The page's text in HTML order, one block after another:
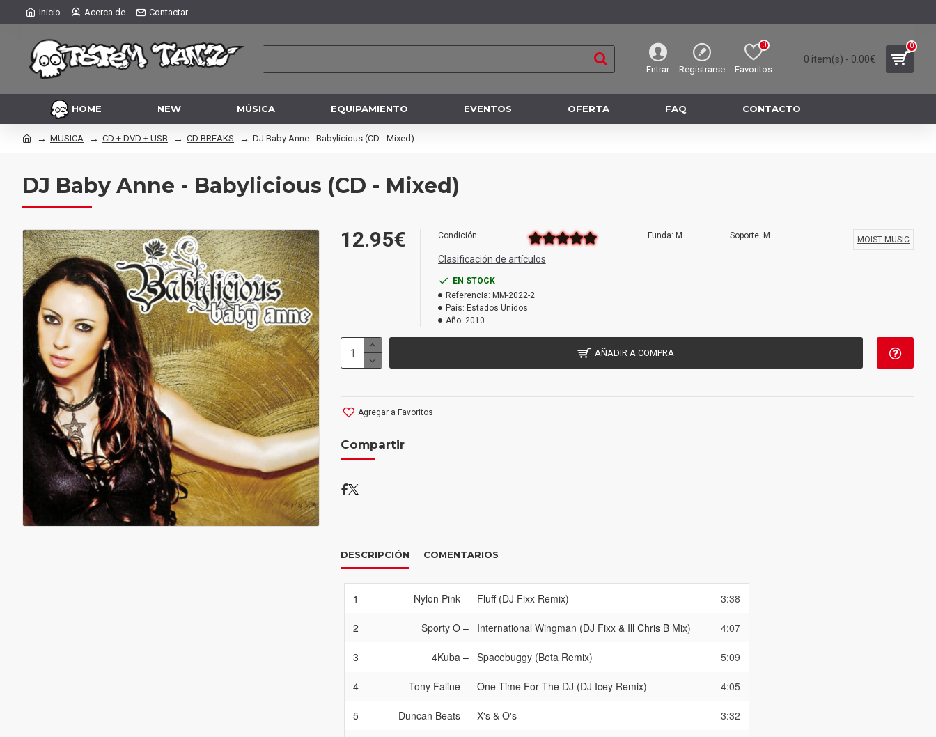
Inicio Acerca de Contactar
Entrar Registrarse Favoritos
0
0 item(s) - 0.00€
0
HOME NEW MÚSICA EQUIPAMIENTO EVENTOS OFERTA FAQ CONTACTO
MUSICA CD + DVD + USB CD BREAKS DJ Baby Anne - Babylicious (CD - Mixed)
DJ Baby Anne - Babylicious (CD - Mixed)
12.95€ Condición: Funda: M Soporte: M
Clasificación de artículos
EN STOCK
Referencia: MM-2022-2
País: Estados Unidos
Año: 2010
MOIST MUSIC
AÑADIR A COMPRA
Agregar a Favoritos
Compartir
DESCRIPCIÓN COMENTARIOS
1 –
Nylon Pink Fluff (DJ Fixx Remix) 3:38
2 –
Sporty O International Wingman (DJ Fixx & Ill Chris B Mix) 4:07
3 –
4Kuba Spacebuggy (Beta Remix) 5:09
4 –
Tony Faline One Time For The DJ (DJ Icey Remix) 4:05
5 –
Duncan Beats X's & O's 3:32